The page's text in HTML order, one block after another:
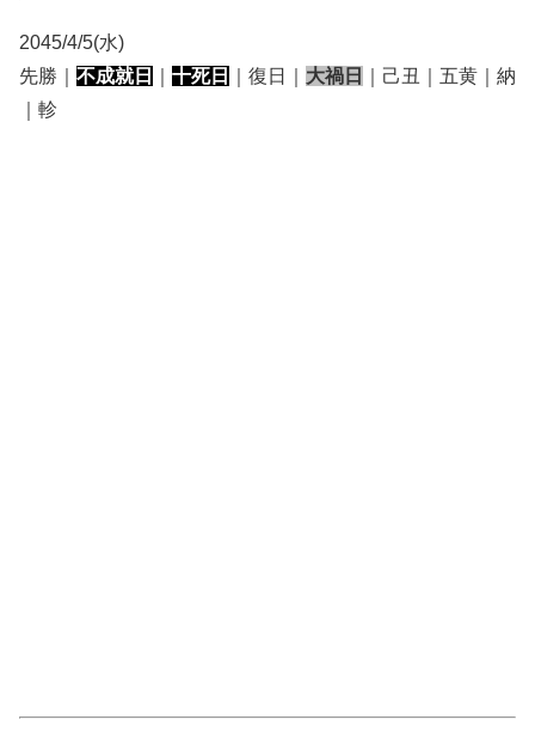
2045/4/5(水)
先勝｜ 不成就日 十死日 ｜復日｜ 大禍日
｜己丑｜五黄｜納
｜軫